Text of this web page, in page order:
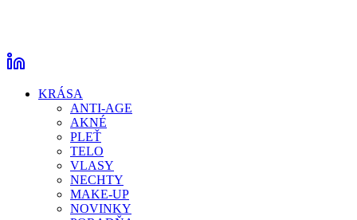
KRÁSA
ANTI-AGE
AKNÉ
PLEŤ
TELO
VLASY
NECHTY
MAKE-UP
NOVINKY